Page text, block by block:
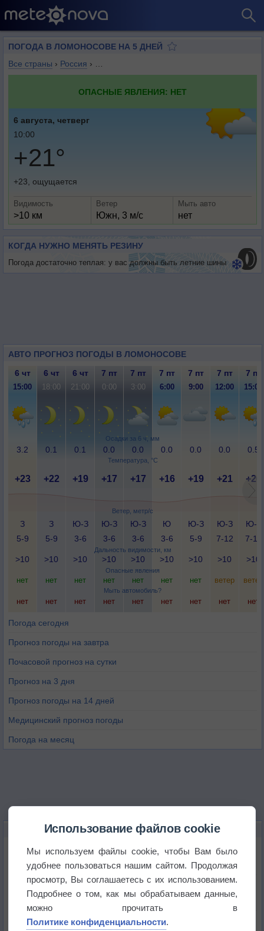
ПОГОДА В ЛОМОНОСОВЕ НА 5 ДНЕЙ
Все страны › Россия ›
ОПАСНЫЕ ЯВЛЕНИЯ: НЕТ
6 августа, четверг
10:00
+21°
+23, ощущается
Видимость
>10 км
Ветер
Южн, 3 м/с
Мыть авто
нет
КОГДА НУЖНО МЕНЯТЬ РЕЗИНУ
Погода достаточно теплая: у вас должны быть летние шины
АВТО ПРОГНОЗ ПОГОДЫ В ЛОМОНОСОВЕ
Осадки за 6 ч, мм
Температура, °C
Ветер, метр/с
Дальность видимости, км
Опасные явления
Мыть автомобиль?
6 чт 6 чт 6 чт 7 пт 7 пт 7 пт 7 пт 7 пт 7 пт
15:00 18:00 21:00 0:00 3:00 6:00 9:00 12:00 15:00
3.2 0.1 0.1 0.0 0.0 0.0 0.0 0.0 0.5
+23 +22 +19 +17 +17 +16 +19 +21 +20
З
5-9
З
5-9
Ю-З
3-6
Ю-З
3-6
Ю-З
3-6
Ю
3-6
Ю-З
5-9
Ю-З
7-12
Ю-З
7-12
>10 >10 >10 >10 >10 >10 >10 >10 >10
нет нет нет нет нет нет нет ветер ветер
нет нет нет нет нет нет нет нет нет
Погода сегодня
Прогноз погоды на завтра
Почасовой прогноз на сутки
Прогноз на 3 дня
Прогноз погоды на 14 дней
Медицинский прогноз погоды
Погода на месяц
НОВОЕ О ПОГОДЕ
Погода в Екатеринбурге 6 августа
Погода в Краснодаре 6 августа
Погода в Санкт-Петербурге 6 августа
Использование файлов cookie
Мы используем файлы cookie, чтобы Вам было
удобнее пользоваться нашим сайтом. Продолжая
просмотр, Вы соглашаетесь с их использованием.
Подробнее о том, как мы обрабатываем данные,
можно прочитать в
Политике конфиденциальности.